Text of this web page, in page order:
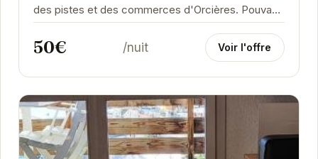
des pistes et des commerces d'Orcières. Pouvant
accueillir jusqu'à 6 personnes, il offre un...
50€ /nuit Voir l'offre